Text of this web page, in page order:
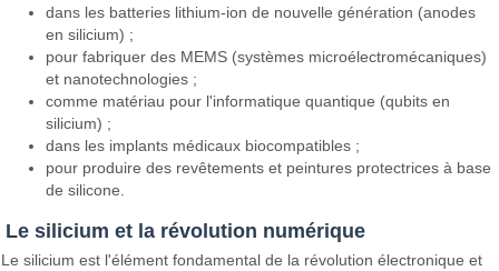
dans les batteries lithium-ion de nouvelle génération (anodes
en silicium) ;
pour fabriquer des MEMS (systèmes microélectromécaniques)
et nanotechnologies ;
comme matériau pour l'informatique quantique (qubits en
silicium) ;
dans les implants médicaux biocompatibles ;
pour produire des revêtements et peintures protectrices à base
de silicone.
Le silicium et la révolution numérique
Le silicium est l'élément fondamental de la révolution électronique et